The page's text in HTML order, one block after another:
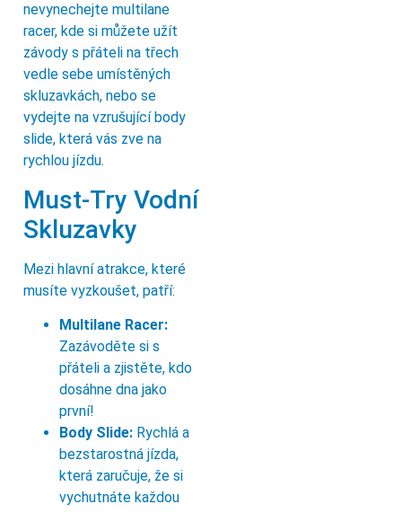
nevynechejte multilane
racer, kde si můžete užít
závody s přáteli na třech
vedle sebe umístěných
skluzavkách, nebo se
vydejte na vzrušující body
slide, která vás zve na
rychlou jízdu.
Must-Try Vodní
Skluzavky
Mezi hlavní atrakce, které
musíte vyzkoušet, patří:
Multilane Racer:
Zazávoděte si s
přáteli a zjistěte, kdo
dosáhne dna jako
první!
Body Slide: Rychlá a
bezstarostná jízda,
která zaručuje, že si
vychutnáte každou